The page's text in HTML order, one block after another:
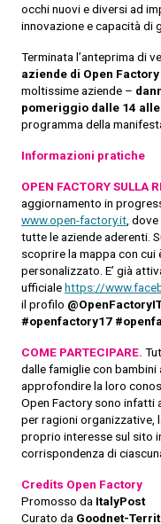
occhi nuovi e diversi ad
innovazione e capacità di
Terminata l’anteprima di
aziende di Open Factory
moltissime aziende –
pomeriggio dalle 14 alle
programma della
Informazioni pratiche
OPEN FACTORY SULLA
aggiornamento in
www.open-factory.it ,
tutte le aziende aderenti.
scoprire la mappa con
personalizzato. E’ già
ufficialehttps://
il profilo
#openfactory17
COME PARTECIPARE.
dalle famiglie con
approfondire la loro
Open Factory sono infatti
per ragioni organizzative,
proprio interesse sul sito
corrispondenza di
Credits Open Factory
Promosso da ItalyPost
Curato da Goodnet-